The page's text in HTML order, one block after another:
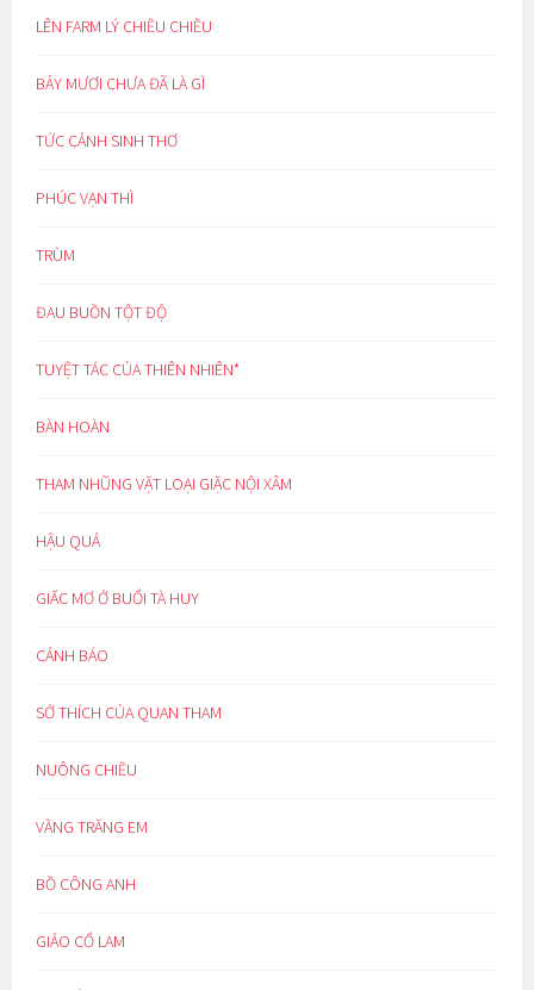
LÊN FARM LÝ CHIỀU CHIỀU
BẢY MƯƠI CHƯA ĐÃ LÀ GÌ
TỨC CẢNH SINH THƠ
PHÚC VẠN THÌ
TRÙM
ĐAU BUỒN TỘT ĐỘ
TUYỆT TÁC CỦA THIÊN NHIÊN*
BÀN HOÀN
THAM NHŨNG VẶT LOẠI GIẶC NỘI XÂM
HẬU QUẢ
GIẤC MƠ Ở BUỔI TÀ HUY
CẢNH BÁO
SỞ THÍCH CỦA QUAN THAM
NUÔNG CHIỀU
VẦNG TRĂNG EM
BỒ CÔNG ANH
GIẢO CỔ LAM